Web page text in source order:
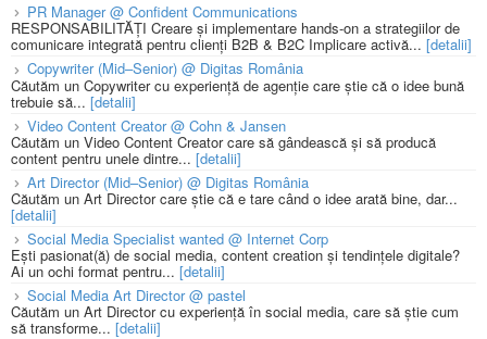
PR Manager @ Confident Communications
RESPONSABILITĂȚI Creare și implementare hands-on a strategiilor de
comunicare integrată pentru clienți B2B & B2C Implicare activă... [detalii]
Copywriter (Mid–Senior) @ Digitas România
Căutăm un Copywriter cu experiență de agenție care știe că o idee bună
trebuie să... [detalii]
Video Content Creator @ Cohn & Jansen
Căutăm un Video Content Creator care să gândească și să producă
content pentru unele dintre... [detalii]
Art Director (Mid–Senior) @ Digitas România
Căutăm un Art Director care știe că e tare când o idee arată bine, dar...
[detalii]
Social Media Specialist wanted @ Internet Corp
Ești pasionat(ă) de social media, content creation și tendințele digitale?
Ai un ochi format pentru... [detalii]
Social Media Art Director @ pastel
Căutăm un Art Director cu experiență în social media, care să știe cum
să transforme... [detalii]